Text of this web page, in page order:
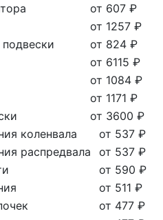
от 607 ₽
от 1257 ₽
от 824 ₽
от 6115 ₽
от 1084 ₽
от 1171 ₽
от 3600 ₽
коленвала
от 537 ₽
распредвала
от 537 ₽
от 590 ₽
от 511 ₽
от 477 ₽